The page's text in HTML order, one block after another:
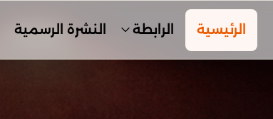
الرئيسية الرابطة النشرة الرسمية